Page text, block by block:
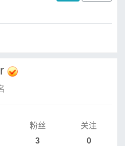
粉丝
3
关注
0